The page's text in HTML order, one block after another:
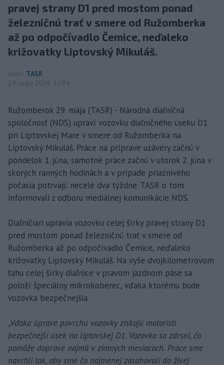
pravej strany D1 pred mostom ponad
železničnú trať v smere od Ružomberka
až po odpočívadlo Čemice, neďaleko
križovatky Liptovský Mikuláš.
Autor TASR
29. mája 2026 12:04
Ružomberok 29. mája (TASR) - Národná diaľničná
spoločnosť (NDS) upraví vozovku diaľničného úseku D1
pri Liptovskej Mare v smere od Ružomberka na
Liptovský Mikuláš. Práce na príprave uzávery začnú v
pondelok 1. júna, samotné práce začnú v utorok 2. júna v
skorých ranných hodinách a v prípade priaznivého
počasia potrvajú necelé dva týždne. TASR o tom
informovali z odboru mediálnej komunikácie NDS.
Diaľničiari upravia vozovku celej šírky pravej strany D1
pred mostom ponad železničnú trať v smere od
Ružomberka až po odpočívadlo Čemice, neďaleko
križovatky Liptovský Mikuláš. Na vyše dvojkilometrovom
ťahu celej šírky diaľnice v pravom jazdnom páse sa
položí špeciálny mikrokoberec, vďaka ktorému bude
vozovka bezpečnejšia.
„Vďaka úprave povrchu vozovky získajú motoristi
bezpečnejší úsek na liptovskej D1. Vozovka sa zdrsní, čo
pomôže doprave najmä v zimných mesiacoch. Práce sme
navrhli tak, aby sme čo najmenej zasahovali do živej